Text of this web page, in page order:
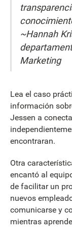
~Hannah
Marketing
Lea el caso
información
Jessen a
encontraran.
Otra
encantó al
de facilitar un
nuevos
comunicarse y
mientras